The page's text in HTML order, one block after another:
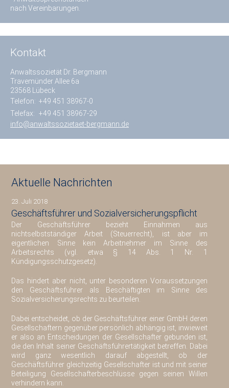
nach Vereinbarungen.
Kontakt
Anwaltssozietät Dr. Bergmann
Travemünder Allee 6a
23568 Lübeck
Telefon: +49 451 38967-0
Telefax: +49 451 38967-29
info@anwaltssozietaet-bergmann.de
Aktuelle Nachrichten
23. Juli 2018
Geschäftsführer und Sozialversicherungspflicht
Der Geschäftsführer bezieht Einnahmen aus
nichtselbstständiger Arbeit (Steuerrecht), ist aber im
eigentlichen Sinne kein Arbeitnehmer im Sinne des
Arbeitsrechts (vgl. etwa § 14 Abs. 1 Nr. 1
Kündigungsschutzgesetz).
Das hindert aber nicht, unter besonderen Voraussetzungen
den Geschäftsführer als Beschäftigten im Sinne des
Sozialversicherungsrechts zu beurteilen.
Dabei entscheidet, ob der Geschäftsführer einer GmbH deren
Gesellschaftern gegenüber persönlich abhängig ist, inwieweit
er also an Entscheidungen der Gesellschafter gebunden ist,
die den Inhalt seiner Geschäftsführertätigkeit betreffen. Dabei
wird ganz wesentlich darauf abgestellt, ob der
Geschäftsführer gleichzeitig Gesellschafter ist und mit seiner
Beteiligung Gesellschafterbeschlüsse gegen seinen Willen
verhindern kann.